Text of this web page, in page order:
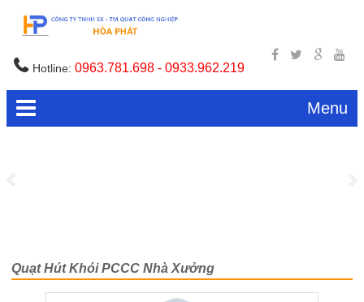
Hotline:0963.781.698 - 0933.962.219
Menu
Quạt Hút Khói PCCC Nhà Xưởng